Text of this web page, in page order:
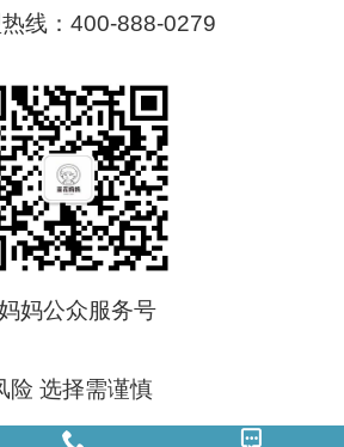
险 选择需谨慎
妈公众服务号
线：400-888-0279